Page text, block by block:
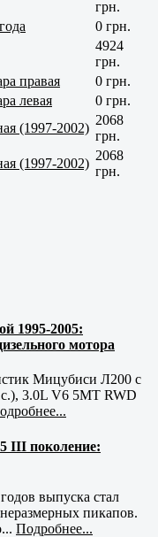
грн.
0 грн.
4924
грн.
правая
0 грн.
левая
0 грн.
(1997-2002)
2068
грн.
(1997-2002)
2068
грн.
1995-2005:
мотора
Мицубиси Л200 с
3.0L V6 5MT RWD
III поколение:
выпуска стал
пикапов.
Подробнее...